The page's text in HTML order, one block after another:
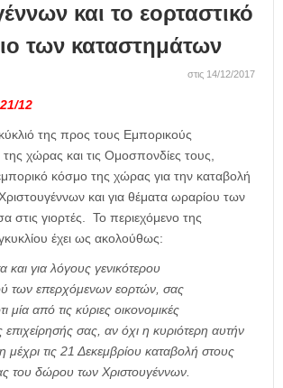
και το εορταστικό
των καταστημάτων
στις 14/12/2017
12
της προς τους Εμπορικούς
χώρας και τις Ομοσπονδίες τους,
κόσμο της χώρας για την καταβολή
και για θέματα ωραρίου των
στις γιορτές. Το περιεχόμενο της
έχει ως ακολούθως:
για λόγους γενικότερου
των επερχόμενων εορτών, σας
μία από τις κύριες οικονομικές
σας, αν όχι η κυριότερη αυτήν
μέχρι τις 21 Δεκεμβρίου καταβολή στους
του δώρου των Χριστουγέννων.